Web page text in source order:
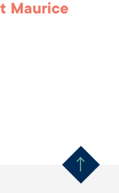
Maurice
Remonter